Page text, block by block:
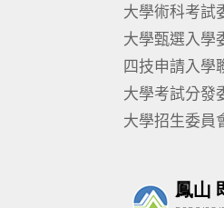
大學術科考試
大學甄選入學
四技申請入學
大學考試分發
大學招生委員